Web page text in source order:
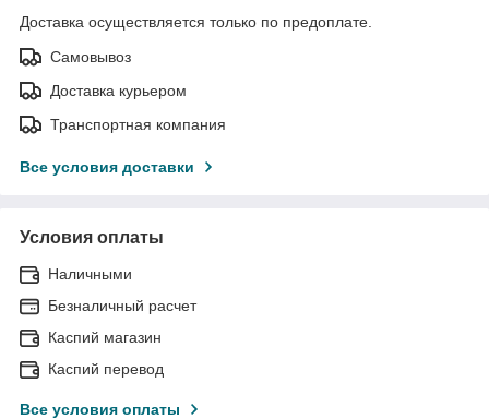
Доставка осуществляется только по предоплате.
Самовывоз
Доставка курьером
Транспортная компания
Все условия доставки
Условия оплаты
Наличными
Безналичный расчет
Каспий магазин
Каспий перевод
Все условия оплаты